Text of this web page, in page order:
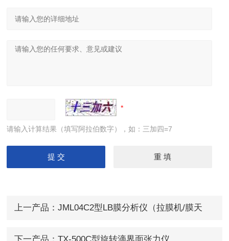
请输入计算结果（填写阿拉伯数字），如：三加四=7
上一产品： JML04C2型LB膜分析仪（拉膜机/膜天